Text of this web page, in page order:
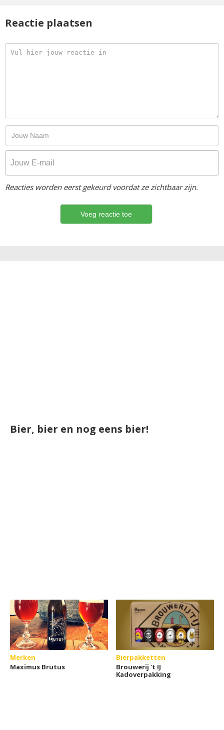
Reactie plaatsen
Reacties worden eerst gekeurd voordat ze zichtbaar zijn.
Bier, bier en nog eens bier!
Merken
Maximus Brutus
Bierpakketten
Brouwerij 't IJ
Kadoverpakking